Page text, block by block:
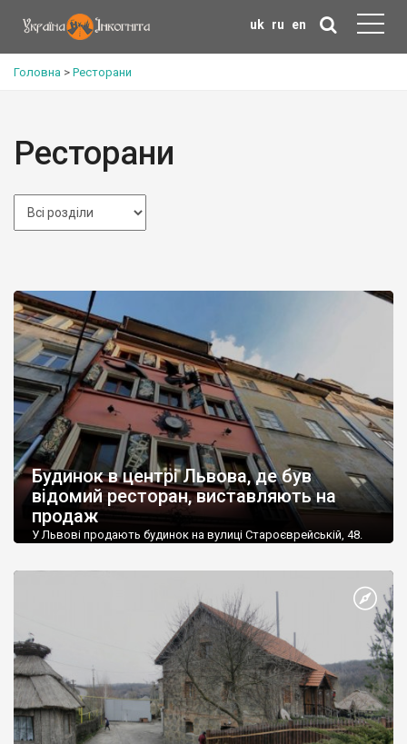
uk ru en
Головна > Ресторани
Ресторани
Будинок в центрі Львова, де був
відомий ресторан, виставляють на
продаж
У Львові продають будинок на вулиці Староєврейській, 48.
оцінюють в майже 20 млн грн (700 тис. доларів). Оголошення
про продаж з’явилося на сайті OLX 2 лютого. «Продається
будинок по вулиці Староєврейська 48, в самому центрі
Львова, пішохідна зона, під будь-який вид діяльності.
Загальна площа – 280 метрів […]